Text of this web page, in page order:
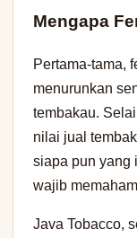
Mengapa
Pertama-tama,
menurunkan
tembakau.
nilai jual
siapa pun yang
wajib
Java Tobacco,